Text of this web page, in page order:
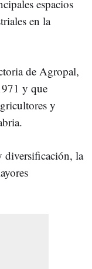
espacios
en la
de Agropal,
y que
y
diversificación, la